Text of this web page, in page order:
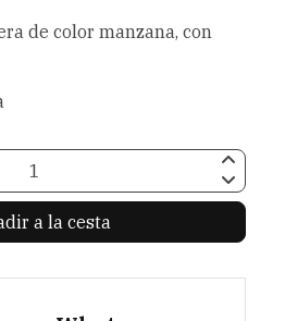
de color manzana, con
a la cesta